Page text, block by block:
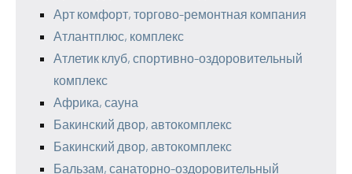
Арт комфорт, торгово-ремонтная компания
Атлантплюс, комплекс
Атлетик клуб, спортивно-оздоровительный
комплекс
Африка, сауна
Бакинский двор, автокомплекс
Бакинский двор, автокомплекс
Бальзам, санаторно-оздоровительный